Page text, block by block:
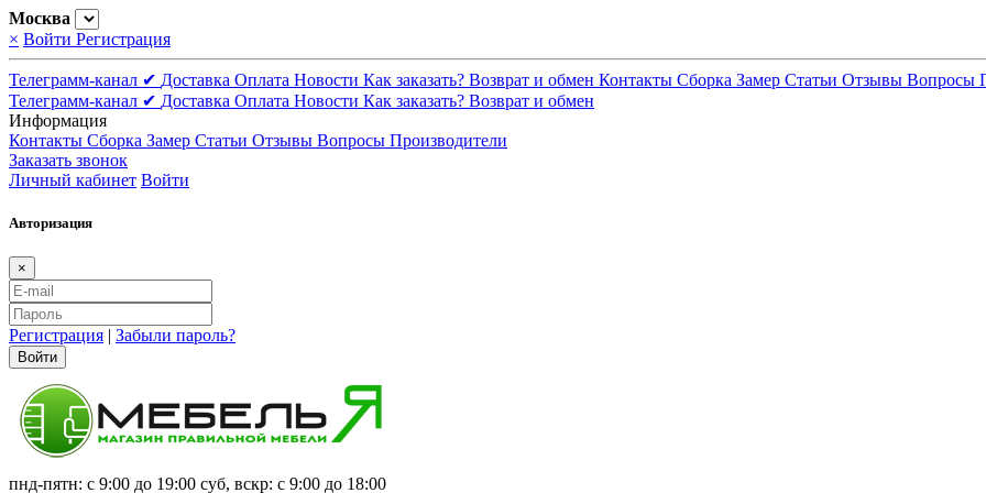
Москва
× Войти Регистрация
Телеграмм-канал ✔ Доставка Оплата Новости Как заказать? Возврат и обмен Контакты Сборка Замер Статьи Отзывы Вопросы
Телеграмм-канал ✔ Доставка Оплата Новости Как заказать? Возврат и обмен
Информация
Контакты Сборка Замер Статьи Отзывы Вопросы Производители
Заказать звонок
Личный кабинет Войти
Авторизация
×
Регистрация | Забыли пароль?
Войти
пнд-пятн: с 9:00 до 19:00 суб, вскр: с 9:00 до 18:00